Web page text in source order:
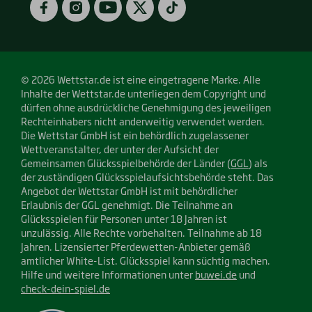
© 2026 Wettstar.de ist eine eingetragene Marke. Alle
Inhalte der Wettstar.de unterliegen dem Copyright und
dürfen ohne ausdrückliche Genehmigung des jeweiligen
Rechteinhabers nicht anderweitig verwendet werden.
Die Wettstar GmbH ist ein behördlich zugelassener
Wettveranstalter, der unter der Aufsicht der
Gemeinsamen Glücksspielbehörde der Länder (GGL ) als
der zuständigen Glücksspielaufsichtsbehörde steht. Das
Angebot der Wettstar GmbH ist mit behördlicher
Erlaubnis der GGL genehmigt. Die Teilnahme an
Glücksspielen für Personen unter 18 Jahren ist
unzulässig. Alle Rechte vorbehalten. Teilnahme ab 18
Jahren. Lizensierter Pferdewetten-Anbieter gemäß
amtlicher White-List. Glücksspiel kann süchtig machen.
Hilfe und weitere Informationen unterbuwei.deund
check-dein-spiel.de